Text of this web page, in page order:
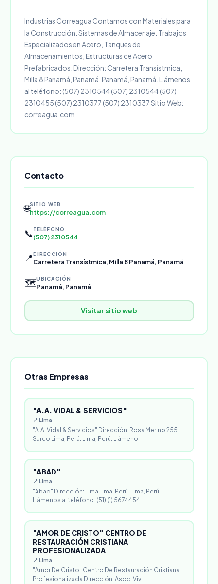
Industrias Correagua Contamos con Materiales para
la Construcción, Sistemas de Almacenaje, Trabajos
Especializados en Acero, Tanques de
Almacenamientos, Estructuras de Acero
Prefabricados. Dirección: Carretera Transístmica,
Milla 8 Panamá, Panamá. Panamá, Panamá. Llámenos
al teléfono: (507) 2310544 (507) 2310544 (507)
2310455 (507) 2310377 (507) 2310337 Sitio Web:
correagua.com
Contacto
🌐SITIO WEB
https://correagua.com
📞 TELÉFONO
(507) 2310544
📍DIRECCIÓN
Carretera Transístmica, Milla 8 Panamá, Panamá
🗺️UBICACIÓN
Panamá, Panamá
Visitar sitio web
Otras Empresas
"A.A. VIDAL & SERVICIOS"
📍 Lima
"A.A. Vidal & Servicios" Dirección: Rosa Merino 255
Surco Lima, Perú. Lima, Perú. Llámeno…
"ABAD"
📍 Lima
"Abad" Dirección: Lima Lima, Perú. Lima, Perú.
Llámenos al teléfono: (51) (1) 5674454
"AMOR DE CRISTO" CENTRO DE
RESTAURACIÓN CRISTIANA
PROFESIONALIZADA
📍 Lima
"Amor De Cristo" Centro De Restauración Cristiana
Profesionalizada Dirección: Asoc. Viv. …